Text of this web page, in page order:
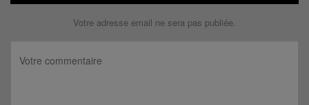
Votre adresse email ne sera pas publiée.